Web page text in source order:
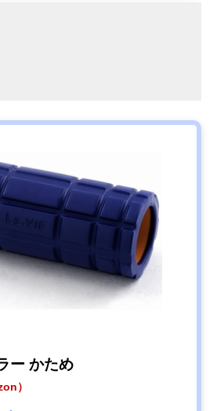
ー かため
）